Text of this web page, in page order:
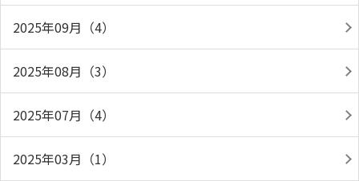
2025年09月（4）
2025年08月（3）
2025年07月（4）
2025年03月（1）